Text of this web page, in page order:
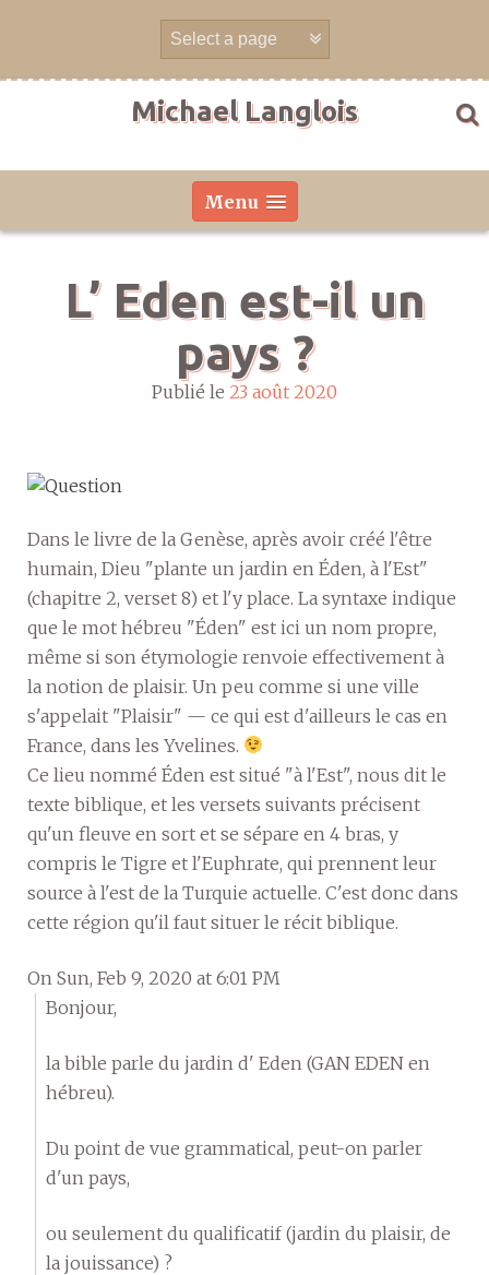
Michael Langlois
Menu
L’ Eden est-il un
pays ?
Publié le 23 août 2020
Dans le livre de la Genèse, après avoir créé l'être
humain, Dieu "plante un jardin en Éden, à l'Est"
(chapitre 2, verset 8) et l'y place. La syntaxe indique
que le mot hébreu "Éden" est ici un nom propre,
même si son étymologie renvoie effectivement à
la notion de plaisir. Un peu comme si une ville
s'appelait "Plaisir" — ce qui est d'ailleurs le cas en
France, dans les Yvelines.
Ce lieu nommé Éden est situé "à l'Est", nous dit le
texte biblique, et les versets suivants précisent
qu'un fleuve en sort et se sépare en 4 bras, y
compris le Tigre et l'Euphrate, qui prennent leur
source à l'est de la Turquie actuelle. C'est donc dans
cette région qu'il faut situer le récit biblique.
On Sun, Feb 9, 2020 at 6:01 PM
Bonjour,
la bible parle du jardin d' Eden (GAN EDEN en
hébreu).
Du point de vue grammatical, peut-on parler
d'un pays,
ou seulement du qualificatif (jardin du plaisir, de
la jouissance) ?